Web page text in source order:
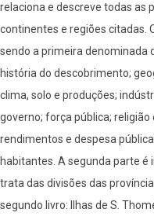
na
Asia
occidental
;
na
China,
e
na
Oceania
(vol.
relaciona e descreve todas as
continentes e regiões citadas.
sendo a primeira denominada
história do descobrimento;
clima, solo e produções;
governo; força pública;
rendimentos e despesa
habitantes. A segunda parte
trata das divisões das
segundo livro: Ilhas de S.